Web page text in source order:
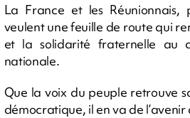
La France et les Réunionnais,
veulent une feuille de route qui
et la solidarité fraternelle au
nationale.
Que la voix du peuple retrouve
démocratique, il en va de